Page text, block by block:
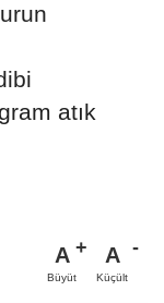
atık
A
Büyüt
A
Küçült